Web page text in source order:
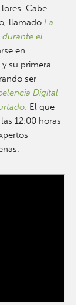
Cabe
llamado La
durante el
en
su primera
ser
Digital
El que
12:00 horas